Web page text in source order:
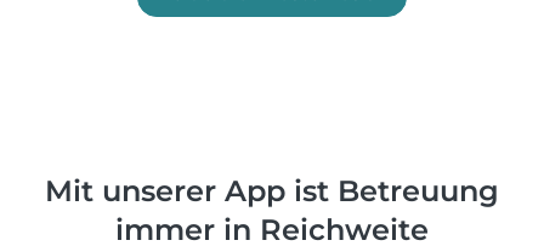
Mit unserer App ist Betreuung
immer in Reichweite